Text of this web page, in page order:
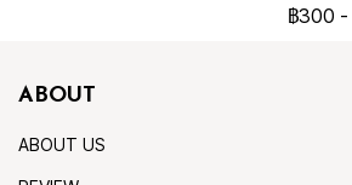
฿300 -
ABOUT
ABOUT US